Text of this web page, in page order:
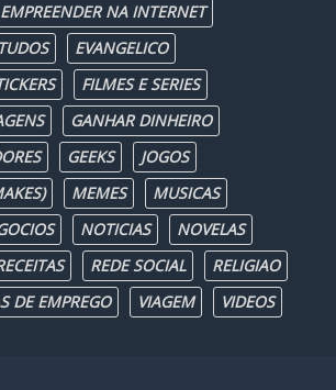
EMPREENDER NA INTERNET
EVANGELICO
FILMES E SERIES
GANHAR DINHEIRO
GEEKS
JOGOS
MEMES
MUSICAS
NOTICIAS
NOVELAS
REDE SOCIAL
RELIGIAO
DE EMPREGO VIAGEM VIDEOS